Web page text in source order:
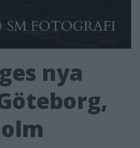
nya